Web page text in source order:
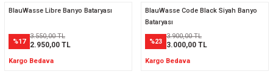
BlauWasse Libre Banyo Bataryası
%17
3.550,00 TL
2.950,00 TL
Kargo Bedava
BlauWasse Code Black Siyah Banyo
Bataryası
%23
3.900,00 TL
3.000,00 TL
Kargo Bedava